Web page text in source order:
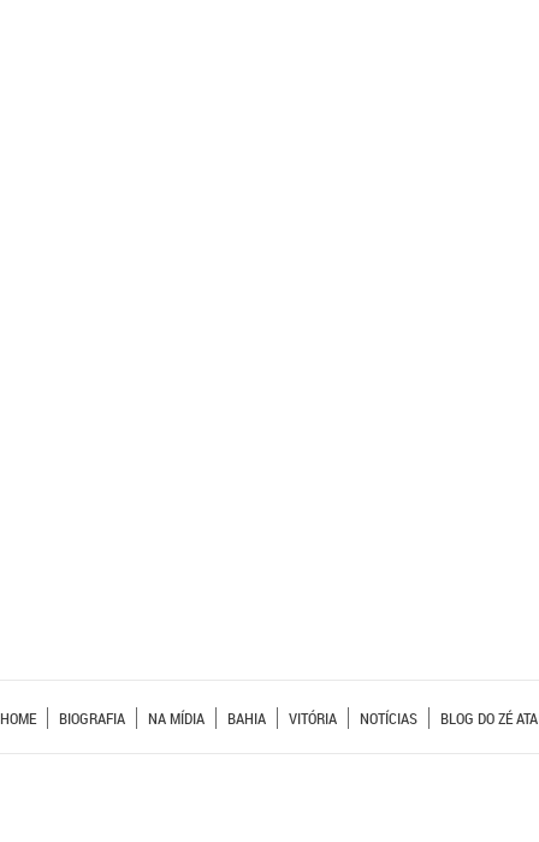
HOME BIOGRAFIA NA MÍDIA BAHIA VITÓRIA NOTÍCIAS BLOG DO ZÉ